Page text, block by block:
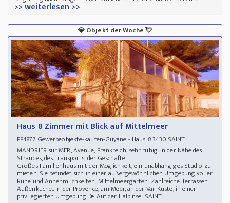
>> weiterlesen >>
💎Objekt der Woche💘
Haus 8 Zimmer mit Blick auf Mittelmeer
PF4877 Gewerbeobjekte-kaufen-Guyane - Haus 83430 SAINT
MANDRIER sur MER, Avenue, Frankreich, sehr ruhig. In der Nähe des
Strandes, des Transports, der Geschäfte
Großes Familienhaus mit der Möglichkeit, ein unabhängiges Studio zu
mieten. Sie befindet sich in einer außergewöhnlichen Umgebung voller
Ruhe und Annehmlichkeiten. Mittelmeergarten. Zahlreiche Terrassen.
Außenküche.. In der Provence, am Meer, an der Var-Küste, in einer
privilegierten Umgebung. ➤ Auf der Halbinsel SAINT ...